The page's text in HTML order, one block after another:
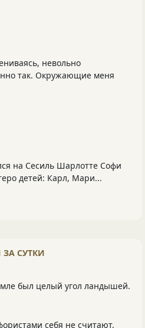
невольно
так. Окружающие меня
на Сесиль Шарлотте Софи
детей: Карл, Мари...
СУТКИ
был целый угол ландышей.
себя не считают.